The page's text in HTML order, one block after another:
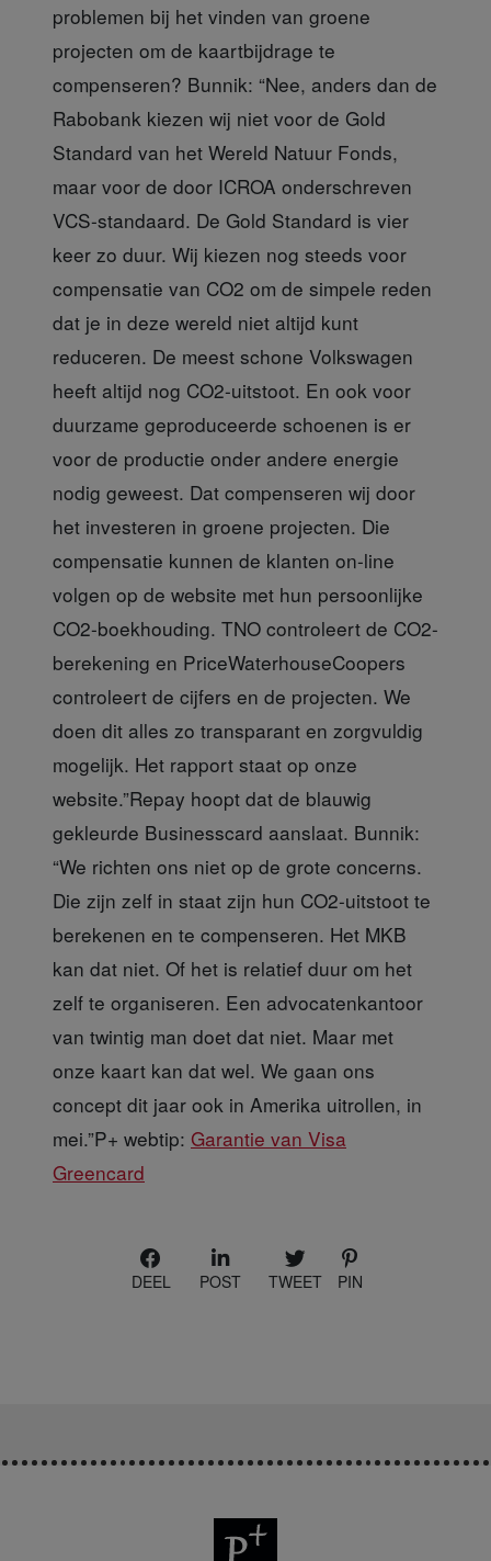
problemen bij het vinden van groene
projecten om de kaartbijdrage te
compenseren? Bunnik: “Nee, anders dan de
Rabobank kiezen wij niet voor de Gold
Standard van het Wereld Natuur Fonds,
maar voor de door ICROA onderschreven
VCS-standaard. De Gold Standard is vier
keer zo duur. Wij kiezen nog steeds voor
compensatie van CO2 om de simpele reden
dat je in deze wereld niet altijd kunt
reduceren. De meest schone Volkswagen
heeft altijd nog CO2-uitstoot. En ook voor
duurzame geproduceerde schoenen is er
voor de productie onder andere energie
nodig geweest. Dat compenseren wij door
het investeren in groene projecten. Die
compensatie kunnen de klanten on-line
volgen op de website met hun persoonlijke
CO2-boekhouding. TNO controleert de CO2-
berekening en PriceWaterhouseCoopers
controleert de cijfers en de projecten. We
doen dit alles zo transparant en zorgvuldig
mogelijk. Het rapport staat op onze
website.”Repay hoopt dat de blauwig
gekleurde Businesscard aanslaat. Bunnik:
“We richten ons niet op de grote concerns.
Die zijn zelf in staat zijn hun CO2-uitstoot te
berekenen en te compenseren. Het MKB
kan dat niet. Of het is relatief duur om het
zelf te organiseren. Een advocatenkantoor
van twintig man doet dat niet. Maar met
onze kaart kan dat wel. We gaan ons
concept dit jaar ook in Amerika uitrollen, in
mei.”P+ webtip: Garantie van Visa
Greencard
DEEL POST TWEET PIN